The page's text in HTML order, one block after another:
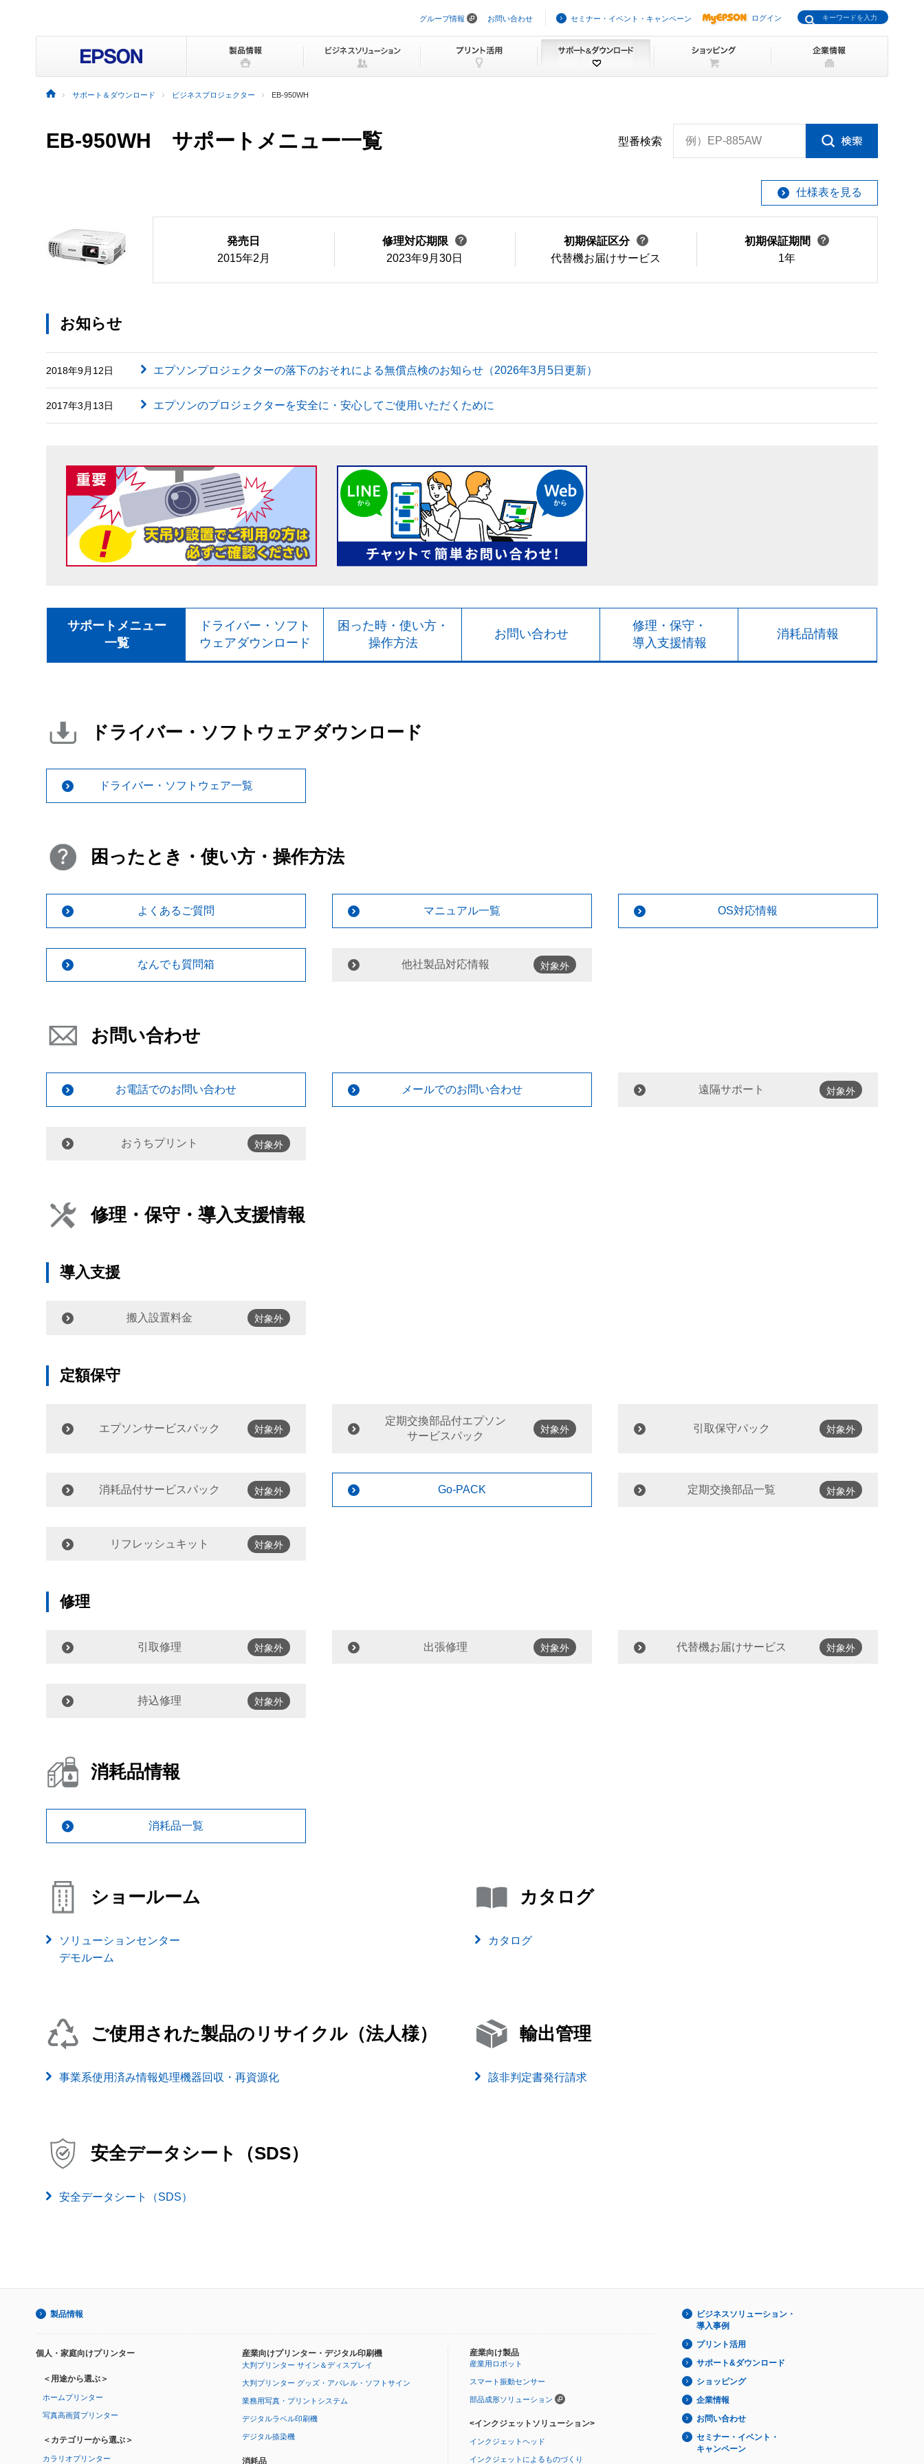
ビ
ョ
グループ情報 お問い合わせ セミナー・イベント・キャンペーン ログイン
サポート＆ダウンロード ビジネスプロジェクター EB-950WH
EB-950WH サポートメニュー一覧 型番検索 例）EP-885AW
仕様表を見る
発売日
2015年2月
修理対応期限
2023年9月30日
初期保証区分
代替機お届けサービス
初期保証期間
1年
お知らせ
2018年9月12日 エプソンプロジェクターの落下のおそれによる無償点検のお知らせ（2026年3月5日更新）
2017年3月13日 エプソンのプロジェクターを安全に・安心してご使用いただくために
サポートメニュー
一覧
ドライバー・ソフト
ウェアダウンロード
困った時・使い方・
操作方法
お問い合わせ
修理・保守・
導入支援情報
消耗品情報
ドライバー・ソフトウェアダウンロード
ドライバー・ソフトウェア一覧
困ったとき・使い方・操作方法
よくあるご質問 マニュアル一覧 OS対応情報
なんでも質問箱 他社製品対応情報 対象外
お問い合わせ
お電話でのお問い合わせ メールでのお問い合わせ 遠隔サポート 対象外
おうちプリント 対象外
修理・保守・導入支援情報
導入支援
搬入設置料金 対象外
定額保守
エプソンサービスパック 対象外
定期交換部品付エプソン
サービスパック
対象外 引取保守パック 対象外
消耗品付サービスパック 対象外 Go-PACK 定期交換部品一覧 対象外
リフレッシュキット 対象外
修理
引取修理 対象外 出張修理 対象外 代替機お届けサービス 対象外
持込修理 対象外
消耗品情報
消耗品一覧
ショールーム
ソリューションセンター
デモルーム
カタログ
カタログ
ご使用された製品のリサイクル（法人様）
事業系使用済み情報処理機器回収・再資源化
輸出管理
該非判定書発行請求
安全データシート（SDS）
安全データシート（SDS）
製品情報
個人・家庭向けプリンター
＜用途から選ぶ＞
ホームプリンター
写真高画質プリンター
＜カテゴリーから選ぶ＞
カラリオプリンター
産業向けプリンター・デジタル印刷機
大判プリンター サイン＆ディスプレイ
大判プリンター グッズ・アパレル・ソフトサイン
業務用写真・プリントシステム
デジタルラベル印刷機
デジタル捺染機
消耗品
産業向け製品
産業用ロボット
スマート振動センサー
部品成形ソリューション
<インクジェットソリューション>
インクジェットヘッド
インクジェットによるものづくり
ビジネスソリューション・
導入事例
プリント活用
サポート&ダウンロード
ショッピング
企業情報
お問い合わせ
セミナー・イベント・
キャンペーン